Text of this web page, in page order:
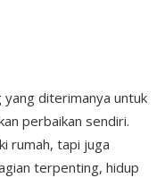
yang diterimanya untuk
perbaikan sendiri.
rumah, tapi juga
terpenting, hidup